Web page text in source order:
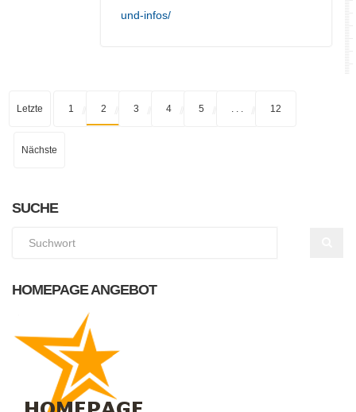
und-infos/
Letzte 1 2 3 4 5 12
Nächste
SUCHE
HOMEPAGE ANGEBOT